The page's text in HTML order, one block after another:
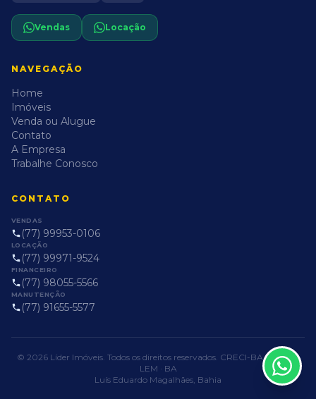
Vendas Locação
NAVEGAÇÃO
Home
Imóveis
Venda ou Alugue
Contato
A Empresa
Trabalhe Conosco
CONTATO
VENDAS
(77) 99953-0106
LOCAÇÃO
(77) 99971-9524
FINANCEIRO
(77) 98055-5566
MANUTENÇÃO
(77) 91655-5577
© 2026 Líder Imóveis. Todos os direitos reservados. CRECI-BA PJ-1255 ·
LEM · BA
Luís Eduardo Magalhães, Bahia